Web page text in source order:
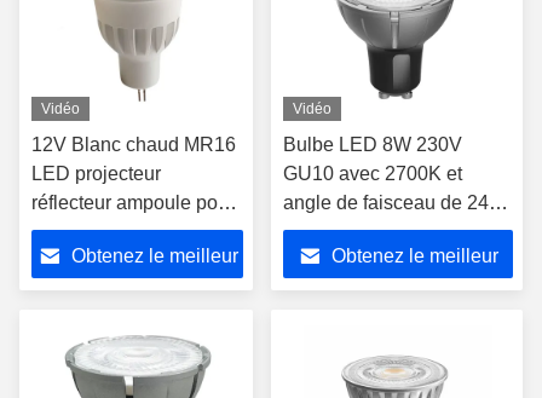
Vidéo
12V Blanc chaud MR16
LED projecteur
réflecteur ampoule pour
l' éclairage domestique
Obtenez le meilleur
Vidéo
Bulbe LED 8W 230V
GU10 avec 2700K et
angle de faisceau de 24
degrés pour des solutions
d'éclairage
personnalisables
Obtenez le meilleur